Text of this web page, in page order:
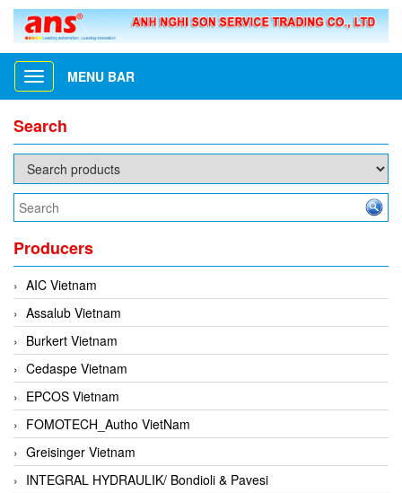
Toggle
navigation
MENU BAR
Search
Producers
AIC Vietnam
Assalub Vietnam
Burkert Vietnam
Cedaspe Vietnam
EPCOS Vietnam
FOMOTECH_Autho VietNam
Greisinger Vietnam
INTEGRAL HYDRAULIK/ Bondioli & Pavesi